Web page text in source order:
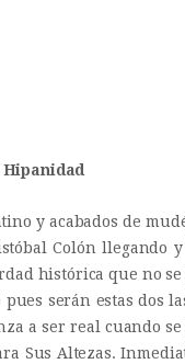
y acabados de
Colón llegando
histórica que no
serán estas dos
a ser real cuando
Sus Altezas.